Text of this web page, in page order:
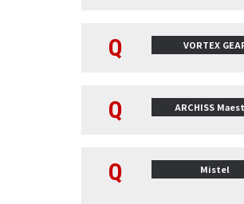
Q VORTEX
Q ARCHISS
Q Mistel